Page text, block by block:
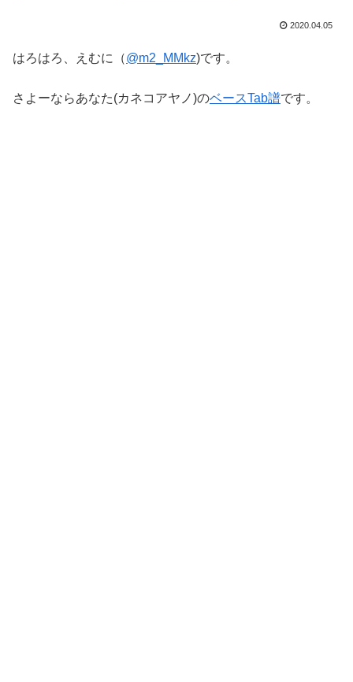
2020.04.05
はろはろ、えむに（@m2_MMkz)です。
さよーならあなた(カネコアヤノ)のベースTab譜です。